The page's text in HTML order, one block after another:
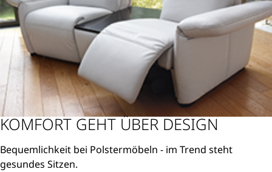
KOMFORT GEHT ÜBER DESIGN
Bequemlichkeit bei Polstermöbeln - im Trend steht
gesundes Sitzen.